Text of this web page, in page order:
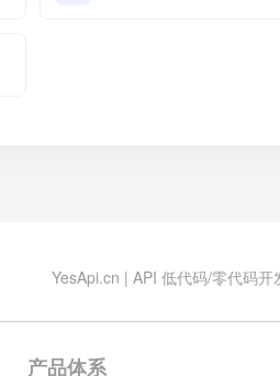
YesApi.cn | API 低代码/零代码开
产品体系